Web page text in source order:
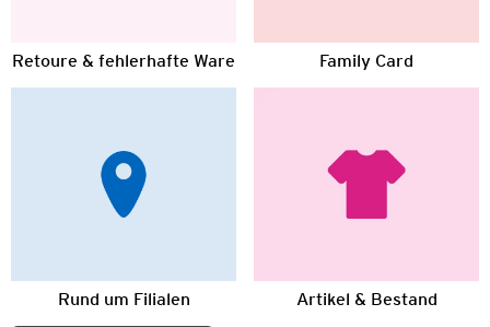
Retoure & fehlerhafte Ware Family Card
Rund um Filialen Artikel & Bestand